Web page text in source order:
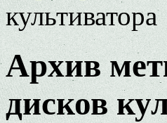
культиватора
Архив
дисков